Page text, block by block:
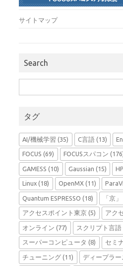
サイトマップ
Search
索:
タグ
AI/機械学習 (35) C言語(13)
FOCUS (69) FOCUSスパコン
GAMESS (10) Gaussian (15)
Linux (18) OpenMX(11)
Quantum ESPRESSO (18) 「京」
アクセスポイント東京 (5) アク
オンライン (77) スクリプト言語
スーパーコンピュータ (8) セミ
チューニング (11) ディープラ